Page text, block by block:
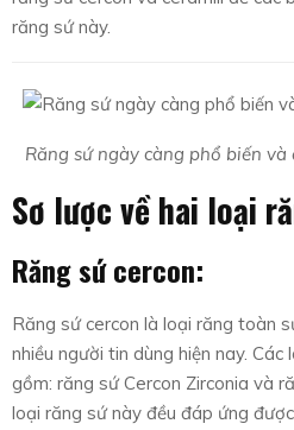
răng sứ này.
Răng sứ ngày càng phổ biến
Sơ lược về hai loại
Răng sứ cercon:
Răng sứ cercon là loại răng toàn
nhiều người tin dùng hiện nay.
gồm: răng sứ Cercon Zirconia và
loại răng sứ này đều đáp ứng